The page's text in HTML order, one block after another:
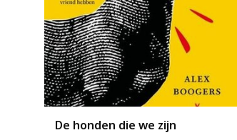
De honden die we zijn